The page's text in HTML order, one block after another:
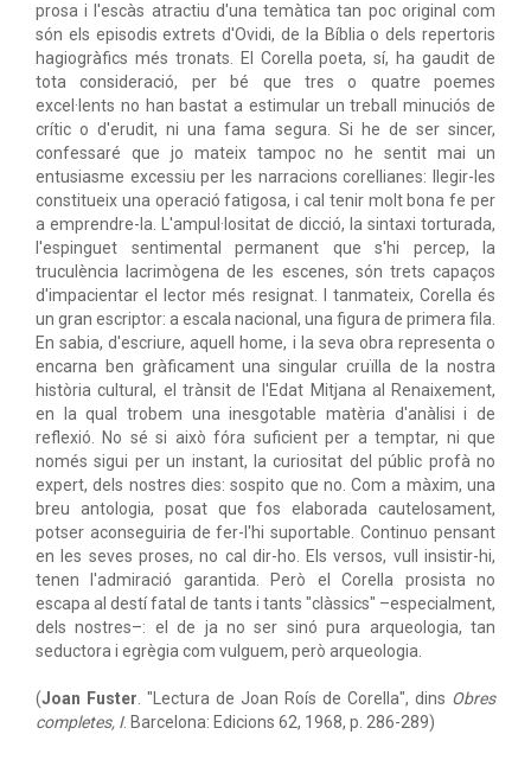
prosa i l'escàs atractiu d'una temàtica tan poc original com
són els episodis extrets d'Ovidi, de la Bíblia o dels repertoris
hagiogràfics més tronats. El Corella poeta, sí, ha gaudit de
tota consideració, per bé que tres o quatre poemes
excel·lents no han bastat a estimular un treball minuciós de
crític o d'erudit, ni una fama segura. Si he de ser sincer,
confessaré que jo mateix tampoc no he sentit mai un
entusiasme excessiu per les narracions corellianes: llegir-les
constitueix una operació fatigosa, i cal tenir molt bona fe per
a emprendre-la. L'ampul·lositat de dicció, la sintaxi torturada,
l'espinguet sentimental permanent que s'hi percep, la
truculència lacrimògena de les escenes, són trets capaços
d'impacientar el lector més resignat. I tanmateix, Corella és
un gran escriptor: a escala nacional, una figura de primera fila.
En sabia, d'escriure, aquell home, i la seva obra representa o
encarna ben gràficament una singular cruïlla de la nostra
història cultural, el trànsit de l'Edat Mitjana al Renaixement,
en la qual trobem una inesgotable matèria d'anàlisi i de
reflexió. No sé si això fóra suficient per a temptar, ni que
només sigui per un instant, la curiositat del públic profà no
expert, dels nostres dies: sospito que no. Com a màxim, una
breu antologia, posat que fos elaborada cautelosament,
potser aconseguiria de fer-l'hi suportable. Continuo pensant
en les seves proses, no cal dir-ho. Els versos, vull insistir-hi,
tenen l'admiració garantida. Però el Corella prosista no
escapa al destí fatal de tants i tants "clàssics" –especialment,
dels nostres–: el de ja no ser sinó pura arqueologia, tan
seductora i egrègia com vulguem, però arqueologia.
(Joan Fuster . "Lectura de Joan Roís de Corella", dins Obres
completes, I. Barcelona: Edicions 62, 1968, p. 286-289)